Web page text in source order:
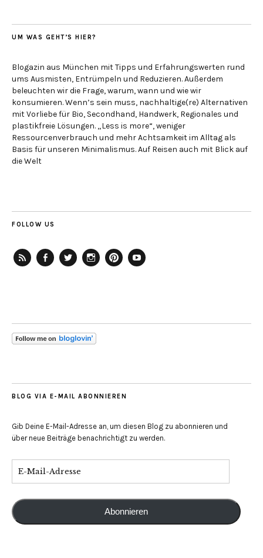
UM WAS GEHT’S HIER?
Blogazin aus München mit Tipps und Erfahrungswerten rund
ums Ausmisten, Entrümpeln und Reduzieren. Außerdem
beleuchten wir die Frage, warum, wann und wie wir
konsumieren. Wenn’s sein muss, nachhaltige(re) Alternativen
mit Vorliebe für Bio, Secondhand, Handwerk, Regionales und
plastikfreie Lösungen. „Less is more“, weniger
Ressourcenverbrauch und mehr Achtsamkeit im Alltag als
Basis für unseren Minimalismus. Auf Reisen auch mit Blick auf
die Welt
FOLLOW US
BLOG VIA E-MAIL ABONNIEREN
Gib Deine E-Mail-Adresse an, um diesen Blog zu abonnieren und
über neue Beiträge benachrichtigt zu werden.
Abonnieren